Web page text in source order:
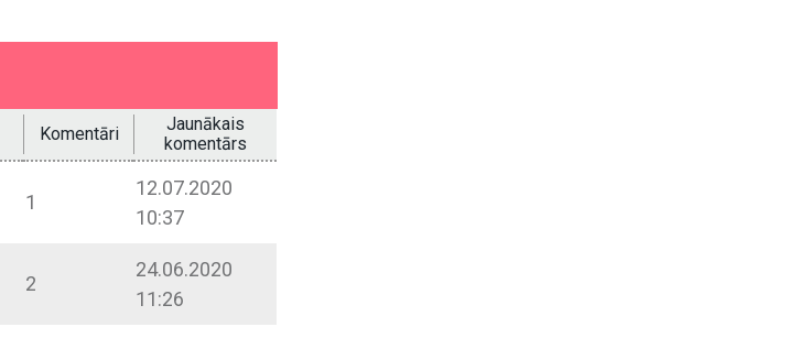
Komentāri
Jaunākais
komentārs
1
12.07.2020
10:37
2
24.06.2020
11:26